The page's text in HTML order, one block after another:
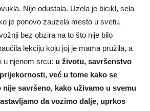
Nije odustala. Uzela je bicikl, sela
je ponovo zauzela mesto u svetu,
bez obzira na to što nije bilo
lekciju koju joj je mama pružila, a
u njenom srcu: u životu, savršenstvo
već u tome kako se
savršeno, kako uživamo u svemu
da vozimo dalje, uprkos